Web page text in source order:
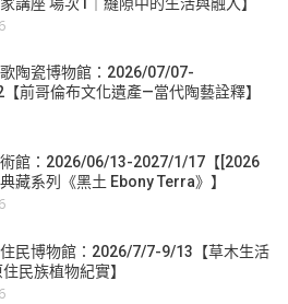
陶瓷博物館：2026/07/07-
前哥倫布文化遺產—當代陶藝詮釋】
館：2026/06/13-2027/1/17【[2026
藏系列《黑土 Ebony Terra》】
民博物館：2026/7/7-9/13【草木生活
民族植物紀實】